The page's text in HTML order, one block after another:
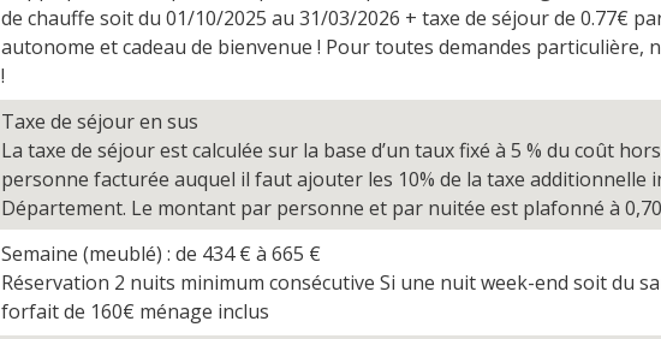
de chauffe soit du 01/10/2025 au 31/03/2026 + taxe de séjour de 0.77€
autonome et cadeau de bienvenue ! Pour toutes demandes particulière,
!
Taxe de séjour en sus
La taxe de séjour est calculée sur la base d’un taux fixé à 5 % du coût
personne facturée auquel il faut ajouter les 10% de la taxe additionnelle
Département. Le montant par personne et par nuitée est plafonné à
Semaine (meublé) : de 434€ à 665 €
Réservation 2 nuits minimum consécutive Si une nuit week-end soit du
forfait de 160€ ménage inclus